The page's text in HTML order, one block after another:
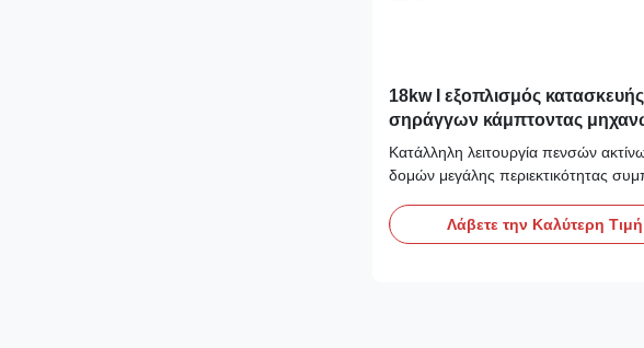
18kw Ι εξοπλισμός κατασκευής
σηράγγων κάμπτοντας
250cm2 ακτίνων
Κατάλληλη λειτουργία πενσών
δομών μεγάλης περιεκτικότητας
της πένσας ακτίνων: 1. Η διαστατική
είναι υψηλή, η διαστρέβλωση είναι
Λάβετε την Καλύτερη Τιμή